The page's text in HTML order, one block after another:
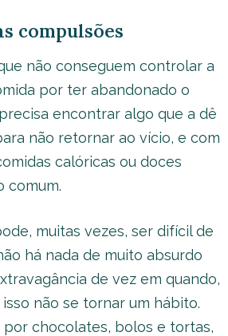
compulsões
não conseguem controlar a
por ter abandonado o
encontrar algo que a dê
não retornar ao vício, e com
calóricas ou doces
comum.
muitas vezes, ser difícil de
há nada de muito absurdo
de vez em quando,
não se tornar um hábito.
chocolates, bolos e tortas,